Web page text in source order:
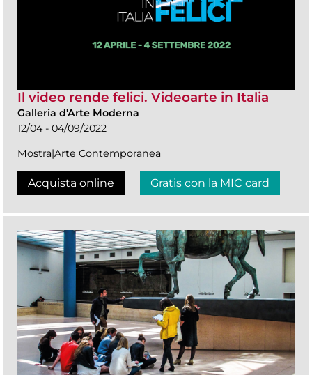
Il video rende felici. Videoarte in Italia
Galleria d'Arte Moderna
12/04 - 04/09/2022
Mostra|Arte Contemporanea
Acquista online Gratis con la MIC card